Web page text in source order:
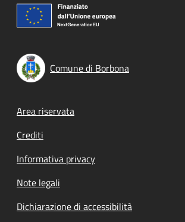
Comune di Borbona
Footer menu
Area riservata
Crediti
Informativa privacy
Note legali
Dichiarazione di accessibilità